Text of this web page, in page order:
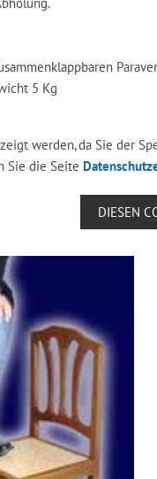
5 Kg
werden, da Sie der
Sie die Seite
DIESEN